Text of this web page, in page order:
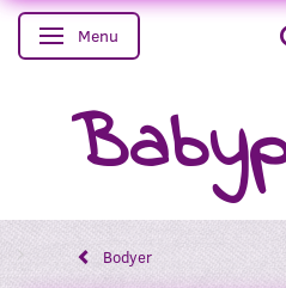
Skifte navigation
Menu
Bodyer